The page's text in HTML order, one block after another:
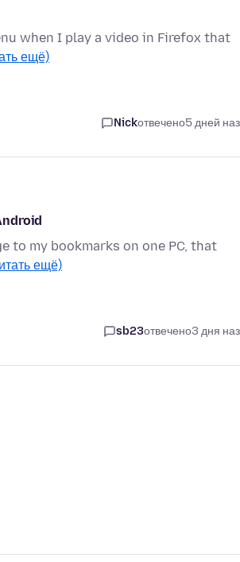
when I play a video in Firefox that
ещё)
Nickотвечено5 дней
to my bookmarks on one PC, that
ещё)
sb23отвечено3 дня